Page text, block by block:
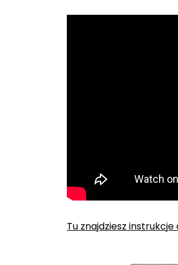
Tu znajdziesz